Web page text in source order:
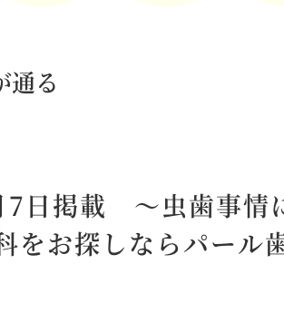
通る
日掲載 ～虫歯事情
お探しならパール